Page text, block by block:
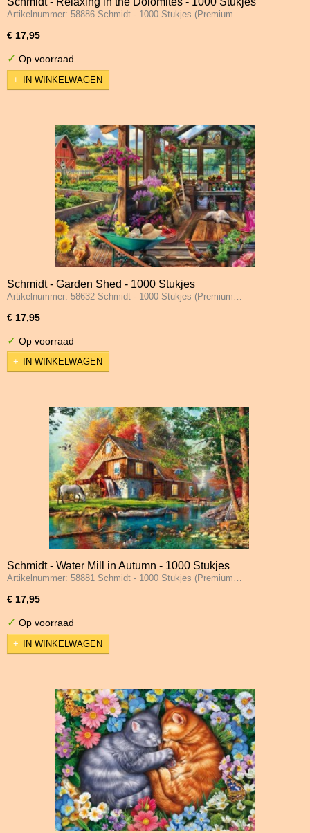
Artikelnummer: 58886 Schmidt - 1000 Stukjes (Premium…
€ 17,95
✓ Op voorraad
IN WINKELWAGEN
Schmidt - Garden Shed - 1000 Stukjes
Artikelnummer: 58632 Schmidt - 1000 Stukjes (Premium…
€ 17,95
✓ Op voorraad
IN WINKELWAGEN
Schmidt - Water Mill in Autumn - 1000 Stukjes
Artikelnummer: 58881 Schmidt - 1000 Stukjes (Premium…
€ 17,95
✓ Op voorraad
IN WINKELWAGEN